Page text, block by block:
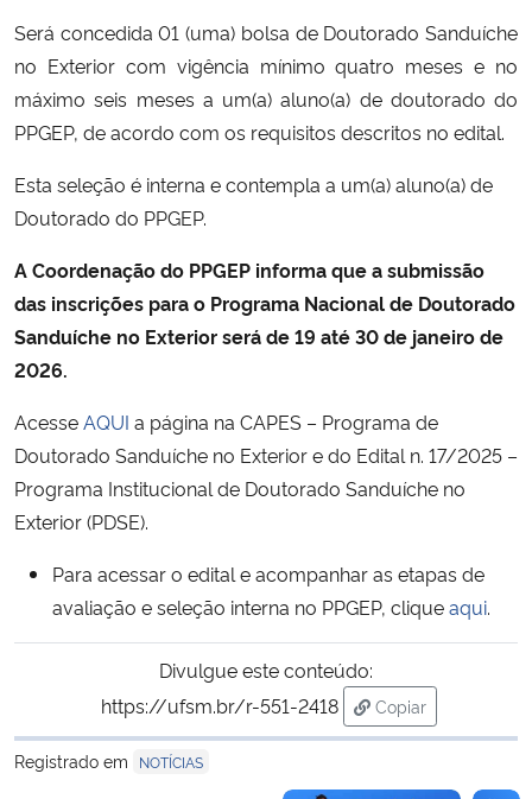
Controladoria-Geral da União
Ministério da Mulher, da Família e dos Direitos Humanos
Secretaria de Governo
Gabinete de Segurança Institucional
Advocacia-Geral da União
Planalto
Será concedida 01 (uma) bolsa de Doutorado Sanduíche
no Exterior com vigência mínimo quatro meses e no
máximo seis meses a um(a) aluno(a) de doutorado do
PPGEP, de acordo com os requisitos descritos no edital.
Esta seleção é interna e contempla a um(a) aluno(a) de
Doutorado do PPGEP.
A Coordenação do PPGEP informa que a submissão
das inscrições para o Programa Nacional de Doutorado
Sanduíche no Exterior será de 19 até 30 de janeiro de
2026.
AcesseAQUI a página na CAPES – Programa de
Doutorado Sanduíche no Exterior e do Edital n. 17/2025 –
Programa Institucional de Doutorado Sanduíche no
Exterior (PDSE).
Para acessar o edital e acompanhar as etapas de
avaliação e seleção interna no PPGEP, cliqueaqui.
Divulgue este conteúdo:
https://ufsm.br/r-551-2418
Copiar
para área de
Registrado em
NOTÍCIAS